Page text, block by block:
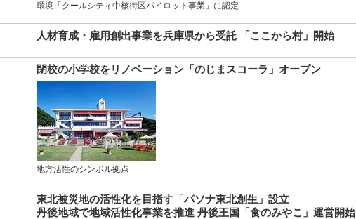
環境「クールシティ中核街区パイロット事業」に認定
人材育成・雇用創出事業を兵庫県から受託 「ここから村」開始
閉校の小学校をリノベーション 「のじまスコーラ」 オープン
地方活性のシンボル拠点
東北被災地の活性化を目指す 「パソナ東北創生」 設立
丹後地域で地域活性化事業を推進 丹後王国「食のみやこ」運営開始